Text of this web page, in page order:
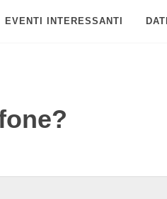
EVENTI INTERESSANTI DATI